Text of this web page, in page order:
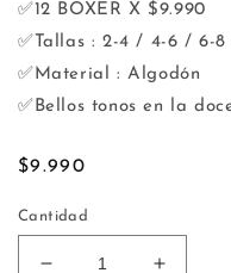
✅12 BOXER X $9.990
✅Tallas : 2-4 / 4-6 / 6-8
✅Material : Algodón
✅Bellos tonos en la
Precio
$9.990
Cantidad